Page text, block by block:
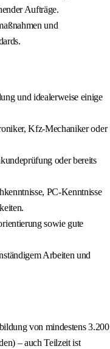
Aufträge.
und
und idealerweise einige
Kfz-Mechaniker oder
oder bereits
PC-Kenntnisse
sowie gute
Arbeiten und
von mindestens 3.200
– auch Teilzeit ist